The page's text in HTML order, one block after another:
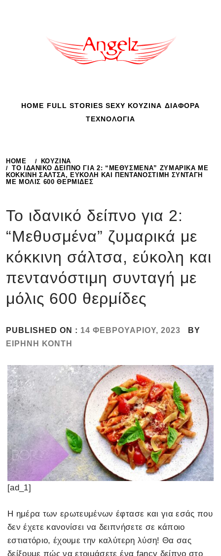
HOME FULL STORIES SEXY ΚΟΥΖΙΝΑ ΔΙΑΦΟΡΑ
ΤΕΧΝΟΛΟΓΙΑ
HOME
ΚΟΥΖΙΝΑ
ΤΟ ΙΔΑΝΙΚΌ ΔΕΊΠΝΟ ΓΙΑ 2: “ΜΕΘΥΣΜΈΝΑ” ΖΥΜΑΡΙΚΆ ΜΕ
ΚΌΚΚΙΝΗ ΣΆΛΤΣΑ, ΕΎΚΟΛΗ ΚΑΙ ΠΕΝΤΑΝΌΣΤΙΜΗ ΣΥΝΤΑΓΉ
ΜΕ ΜΌΛΙΣ 600 ΘΕΡΜΊΔΕΣ
Το ιδανικό δείπνο για 2:
“Μεθυσμένα” ζυμαρικά με
κόκκινη σάλτσα, εύκολη και
πεντανόστιμη συνταγή με
μόλις 600 θερμίδες
PUBLISHED ON : 14 ΦΕΒΡΟΥΑΡΊΟΥ, 2023
BY
ΕΙΡΉΝΗ ΚΌΝΤΗ
[ad_1]
Η ημέρα των ερωτευμένων έφτασε και για εσάς που
δεν έχετε κανονίσει να δειπνήσετε σε κάποιο
εστιατόριο, έχουμε την καλύτερη λύση! Θα σας
δείξουμε πώς να ετοιμάσετε ένα fancy δείπνο στο